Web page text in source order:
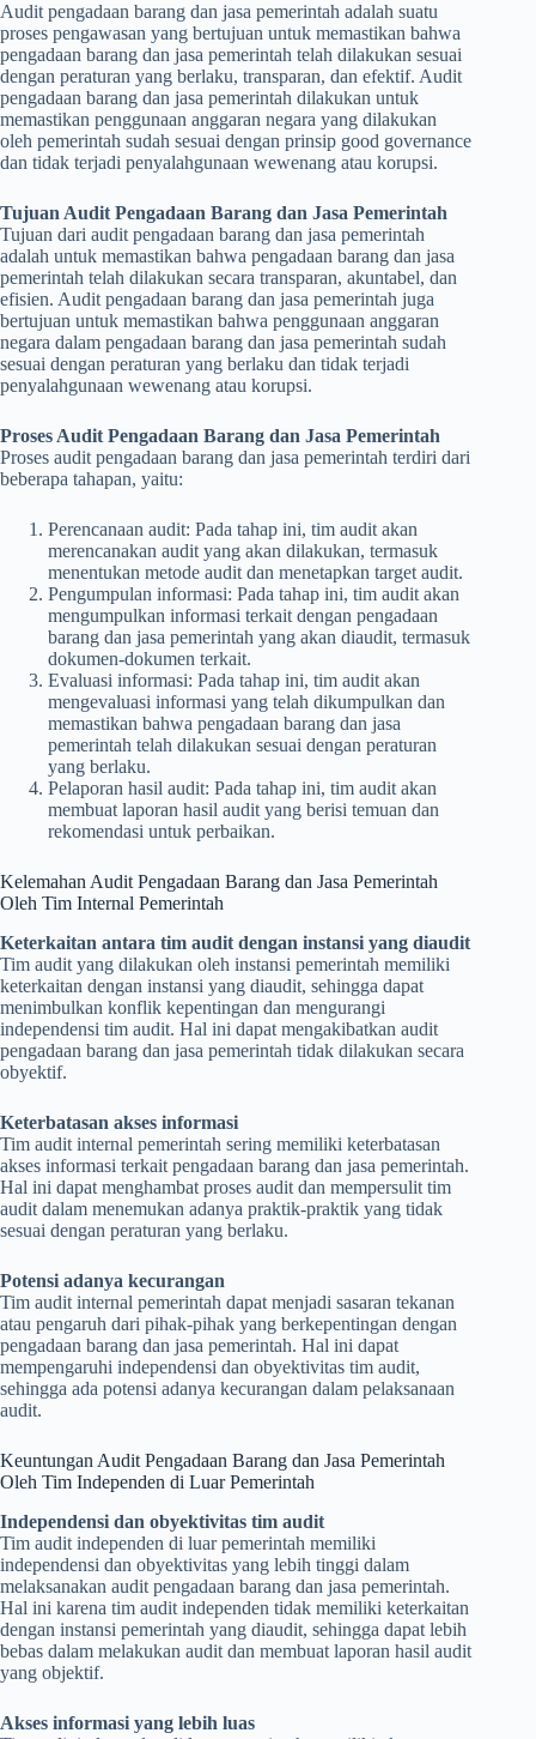
Audit pengadaan barang dan jasa pemerintah adalah suatu
proses pengawasan yang bertujuan untuk memastikan bahwa
pengadaan barang dan jasa pemerintah telah dilakukan sesuai
dengan peraturan yang berlaku, transparan, dan efektif. Audit
pengadaan barang dan jasa pemerintah dilakukan untuk
memastikan penggunaan anggaran negara yang dilakukan
oleh pemerintah sudah sesuai dengan prinsip good governance
dan tidak terjadi penyalahgunaan wewenang atau korupsi.
Tujuan Audit Pengadaan Barang dan Jasa Pemerintah
Tujuan dari audit pengadaan barang dan jasa pemerintah
adalah untuk memastikan bahwa pengadaan barang dan jasa
pemerintah telah dilakukan secara transparan, akuntabel, dan
efisien. Audit pengadaan barang dan jasa pemerintah juga
bertujuan untuk memastikan bahwa penggunaan anggaran
negara dalam pengadaan barang dan jasa pemerintah sudah
sesuai dengan peraturan yang berlaku dan tidak terjadi
penyalahgunaan wewenang atau korupsi.
Proses Audit Pengadaan Barang dan Jasa Pemerintah
Proses audit pengadaan barang dan jasa pemerintah terdiri dari
beberapa tahapan, yaitu:
Perencanaan audit: Pada tahap ini, tim audit akan
merencanakan audit yang akan dilakukan, termasuk
menentukan metode audit dan menetapkan target audit.
Pengumpulan informasi: Pada tahap ini, tim audit akan
mengumpulkan informasi terkait dengan pengadaan
barang dan jasa pemerintah yang akan diaudit, termasuk
dokumen-dokumen terkait.
Evaluasi informasi: Pada tahap ini, tim audit akan
mengevaluasi informasi yang telah dikumpulkan dan
memastikan bahwa pengadaan barang dan jasa
pemerintah telah dilakukan sesuai dengan peraturan
yang berlaku.
Pelaporan hasil audit: Pada tahap ini, tim audit akan
membuat laporan hasil audit yang berisi temuan dan
rekomendasi untuk perbaikan.
Kelemahan Audit Pengadaan Barang dan Jasa Pemerintah
Oleh Tim Internal Pemerintah
Keterkaitan antara tim audit dengan instansi yang diaudit
Tim audit yang dilakukan oleh instansi pemerintah memiliki
keterkaitan dengan instansi yang diaudit, sehingga dapat
menimbulkan konflik kepentingan dan mengurangi
independensi tim audit. Hal ini dapat mengakibatkan audit
pengadaan barang dan jasa pemerintah tidak dilakukan secara
obyektif.
Keterbatasan akses informasi
Tim audit internal pemerintah sering memiliki keterbatasan
akses informasi terkait pengadaan barang dan jasa pemerintah.
Hal ini dapat menghambat proses audit dan mempersulit tim
audit dalam menemukan adanya praktik-praktik yang tidak
sesuai dengan peraturan yang berlaku.
Potensi adanya kecurangan
Tim audit internal pemerintah dapat menjadi sasaran tekanan
atau pengaruh dari pihak-pihak yang berkepentingan dengan
pengadaan barang dan jasa pemerintah. Hal ini dapat
mempengaruhi independensi dan obyektivitas tim audit,
sehingga ada potensi adanya kecurangan dalam pelaksanaan
audit.
Keuntungan Audit Pengadaan Barang dan Jasa Pemerintah
Oleh Tim Independen di Luar Pemerintah
Independensi dan obyektivitas tim audit
Tim audit independen di luar pemerintah memiliki
independensi dan obyektivitas yang lebih tinggi dalam
melaksanakan audit pengadaan barang dan jasa pemerintah.
Hal ini karena tim audit independen tidak memiliki keterkaitan
dengan instansi pemerintah yang diaudit, sehingga dapat lebih
bebas dalam melakukan audit dan membuat laporan hasil audit
yang objektif.
Akses informasi yang lebih luas